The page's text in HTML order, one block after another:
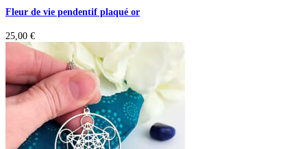
Fleur de vie pendentif plaqué or
25,00 €